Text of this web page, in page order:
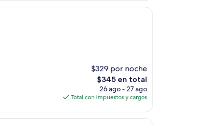
de
$329 por noche
El
precio
actual
de
$345 en total
26 ago - 27 ago
Total con impuestos y cargos